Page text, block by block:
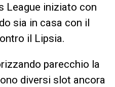
League iniziato con
sia in casa con il
il Lipsia.
parecchio la
diversi slot ancora